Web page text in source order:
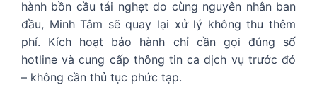
hành bồn cầu tái nghẹt do cùng nguyên nhân ban
đầu, Minh Tâm sẽ quay lại xử lý không thu thêm
phí. Kích hoạt bảo hành chỉ cần gọi đúng số
hotline và cung cấp thông tin ca dịch vụ trước đó
– không cần thủ tục phức tạp.